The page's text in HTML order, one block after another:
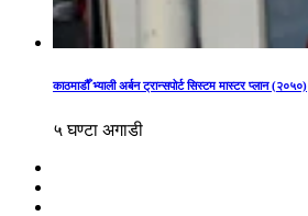
काठमाडौँ भ्याली अर्बन ट्रान्सपोर्ट सिस्टम मास्टर प्लान (२०५०)
५ घण्टा अगाडी